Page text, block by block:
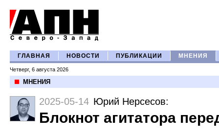
ГЛАВНАЯ НОВОСТИ ПУБЛИКАЦИИ МНЕНИЯ
Четверг, 6 августа 2026
МНЕНИЯ
2025-05-14 Юрий Нерсесов:
Блокнот агитатора